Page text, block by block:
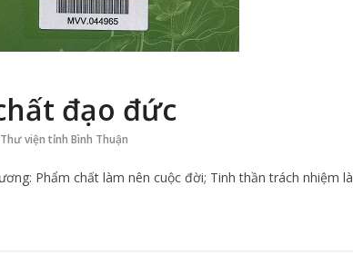
đạo đức
viện tỉnh Bình Thuận
Phẩm chất làm nên cuộc đời; Tinh thần trách nhiệm là